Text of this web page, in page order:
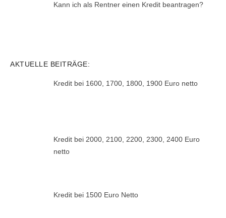
Kann ich als Rentner einen Kredit beantragen?
AKTUELLE BEITRÄGE:
Kredit bei 1600, 1700, 1800, 1900 Euro netto
Kredit bei 2000, 2100, 2200, 2300, 2400 Euro
netto
Kredit bei 1500 Euro Netto